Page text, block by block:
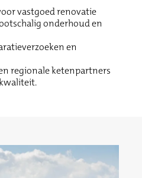
vastgoed renovatie
onderhoud en
en
regionale ketenpartners